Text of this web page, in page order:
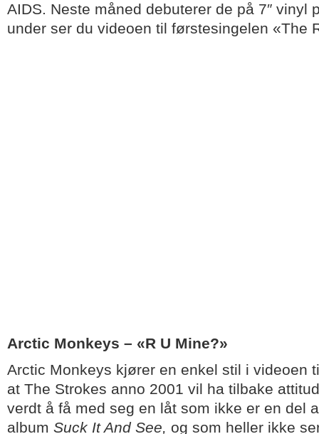
AIDS. Neste måned debuterer de på 7″ vinyl
under ser du videoen til førstesingelen «The
Arctic Monkeys – «R U Mine?»
Arctic Monkeys kjører en enkel stil i videoen
at The Strokes anno 2001 vil ha tilbake
verdt å få med seg en låt som ikke er en del
album Suck It And See, og som heller ikke